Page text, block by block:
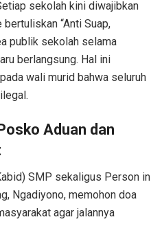
sekolah kini diwajibkan
“Anti Suap,
publik sekolah selama
berlangsung. Hal ini
wali murid bahwa seluruh
Aduan dan
SMP sekaligus Person in
Ngadiyono, memohon doa
agar jalannya